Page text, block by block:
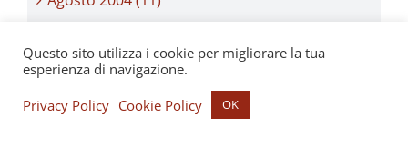
Luglio 2004 (6)
Questo sito utilizza i cookie per migliorare la tua
esperienza di navigazione.
Privacy Policy Cookie Policy OK